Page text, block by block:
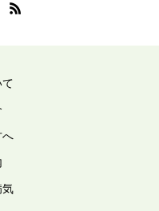
へ
気